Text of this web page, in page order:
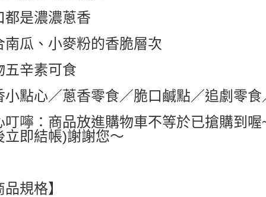
每筆
宅配
都是濃濃蔥香
南瓜、小麥粉的香脆層次
五辛素可食
小點心／蔥香零食／脆口鹹點／追劇零
叮嚀：商品放進購物車不等於已搶購到
立即結帳)謝謝您～
規格】